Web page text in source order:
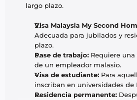
largo plazo.
Visa Malaysia My Second
Adecuada para jubilados y
plazo.
Pase de trabajo: Requiere
de un empleador malasio.
Visa de estudiante: Para
inscriban en universidades de
Residencia permanente: